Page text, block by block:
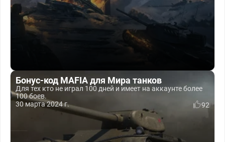
Бонус-код MAFIA для Мира танков
Для тех кто не играл 100 дней и имеет на аккаунте более
100 боев.
30 марта 2024 г.
92